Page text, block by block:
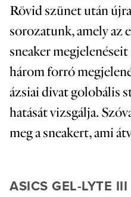
on
Rövid szünet után
sorozatunk, amely az
sneaker
három forró
ázsiai divat golobális
hatását vizsgálja.
meg a sneakert, ami
ASICS GEL-LYTE III